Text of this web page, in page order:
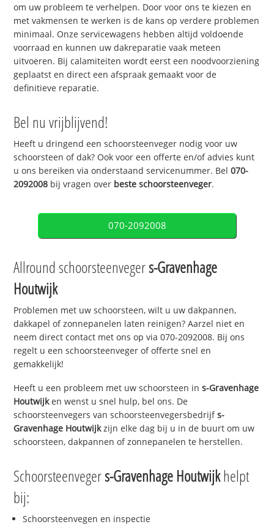
om uw probleem te verhelpen. Door voor ons te kiezen en
met vakmensen te werken is de kans op verdere problemen
minimaal. Onze servicewagens hebben altijd voldoende
voorraad en kunnen uw dakreparatie vaak meteen
uitvoeren. Bij calamiteiten wordt eerst een noodvoorziening
geplaatst en direct een afspraak gemaakt voor de
definitieve reparatie.
Bel nu vrijblijvend!
Heeft u dringend een schoorsteenveger nodig voor uw
schoorsteen of dak? Ook voor een offerte en/of advies kunt
u ons bereiken via onderstaand servicenummer. Bel070-
2092008 bij vragen over beste schoorsteenveger.
070-2092008
Allround schoorsteenvegers-Gravenhage
Houtwijk
Problemen met uw schoorsteen, wilt u uw dakpannen,
dakkapel of zonnepanelen laten reinigen? Aarzel niet en
neem direct contact met ons op via 070-2092008. Bij ons
regelt u een schoorsteenveger of offerte snel en
gemakkelijk!
Heeft u een probleem met uw schoorsteen ins-Gravenhage
Houtwijken wenst u snel hulp, bel ons. De
schoorsteenvegers van schoorsteenvegersbedrijfs-
Gravenhage Houtwijkzijn elke dag bij u in de buurt om uw
schoorsteen, dakpannen of zonnepanelen te herstellen.
Schoorsteenvegers-Gravenhage Houtwijkhelpt
bij:
Schoorsteenvegen en inspectie